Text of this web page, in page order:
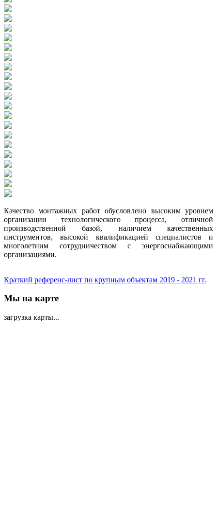
Качество монтажных работ обусловлено высоким уровнем
организации технологического процесса, отличной
производственной базой, наличием качественных
инструментов, высокой квалификацией специалистов и
многолетним сотрудничеством с энергоснабжающими
организациями.
Краткий референc-лист по крупным объектам 2019 - 2021 гг.
Мы на карте
загрузка карты...